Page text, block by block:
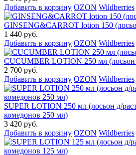
Добавить в корзину OZON Wildberries
GINSENG&CARROT lotion 150
1 440 руб.
Добавить в корзину OZON Wildberries
CUCUMBER LOTION 250 мл (лосьон
2 700 руб.
Добавить в корзину OZON Wildberries
SUPER LOTION 250 мл (лосьон д/
комедонов 250 мл)
3 420 руб.
Добавить в корзину OZON Wildberries